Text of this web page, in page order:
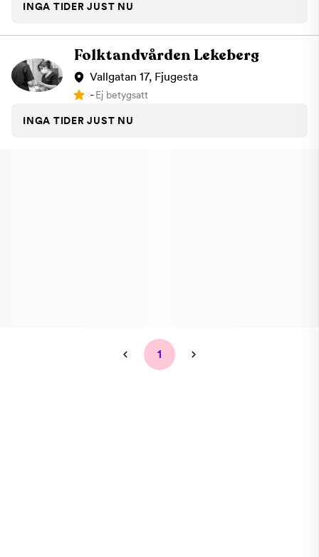
INGA TIDER JUST NU
Folktandvården Lekeberg
Vallgatan 17, Fjugesta
-Ej betygsatt
INGA TIDER JUST NU
1